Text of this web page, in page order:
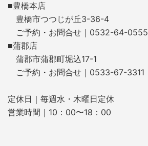
■豊橋本店
豊橋市つつじが丘3-36-4
ご予約・お問合せ｜0532-64-0555
■蒲郡店
蒲郡市蒲郡町堀込17-1
ご予約・お問合せ｜0533-67-3311
定休日｜毎週水・木曜日定休
営業時間｜10：00〜18：00